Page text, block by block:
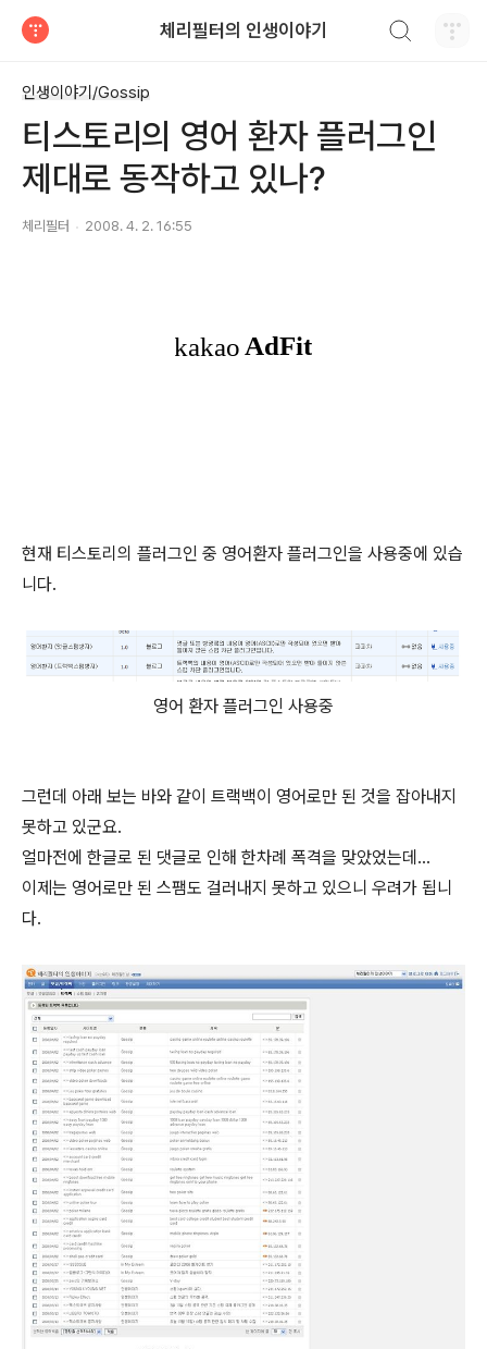
체리필터의 인생이야기
인생이야기/Gossip
티스토리의 영어 환자 플러그인
제대로 동작하고 있나?
체리필터 2008. 4. 2. 16:55
현재 티스토리의 플러그인 중 영어환자 플러그인을 사용중에 있습
니다.
영어 환자 플러그인 사용중
그런데 아래 보는 바와 같이 트랙백이 영어로만 된 것을 잡아내지
못하고 있군요.
얼마전에 한글로 된 댓글로 인해 한차례 폭격을 맞았었는데...
이제는 영어로만 된 스팸도 걸러내지 못하고 있으니 우려가 됩니
다.